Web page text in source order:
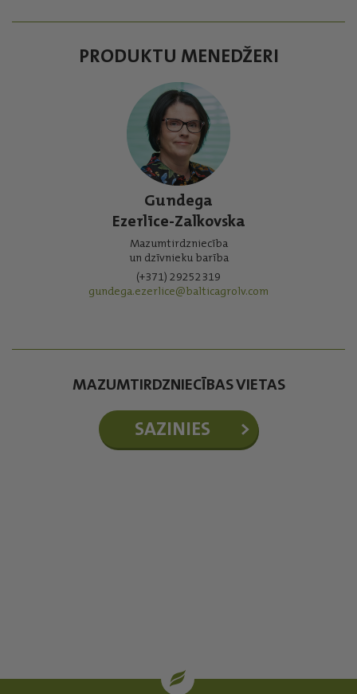
PRODUKTU MENEDŽERI
Gundega
Ezerlīce-Zalkovska
Mazumtirdzniecība
un dzīvnieku barība
(+371) 29252319
gundega.ezerlice@balticagrolv.com
MAZUMTIRDZNIECĪBAS VIETAS
SAZINIES